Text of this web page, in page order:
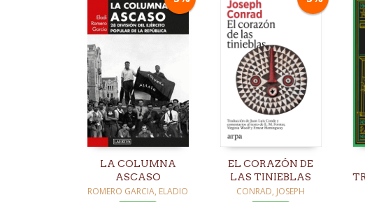
LA COLUMNA
ASCASO
ROMERO GARCIA, ELADIO
EL CORAZÓN DE
LAS TINIEBLAS
CONRAD, JOSEPH